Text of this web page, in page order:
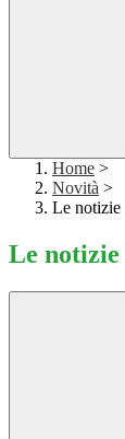
Home >
Novità >
Le notizie
Le notizie